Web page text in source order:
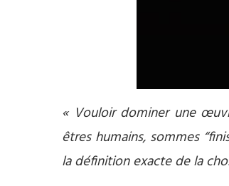
« Vouloir dominer une
êtres humains, sommes
la définition exacte de la